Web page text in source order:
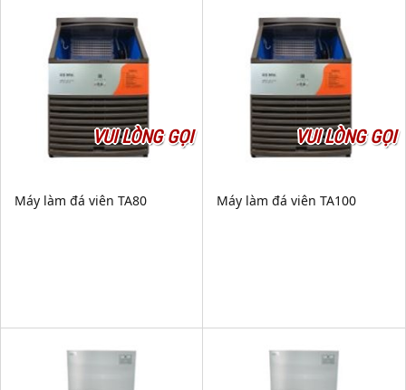
VUI LÒNG GỌI
Máy làm đá viên TA80
VUI LÒNG GỌI
Máy làm đá viên TA100